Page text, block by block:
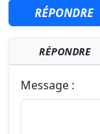
RÉPONDRE
RÉPONDRE
Message :